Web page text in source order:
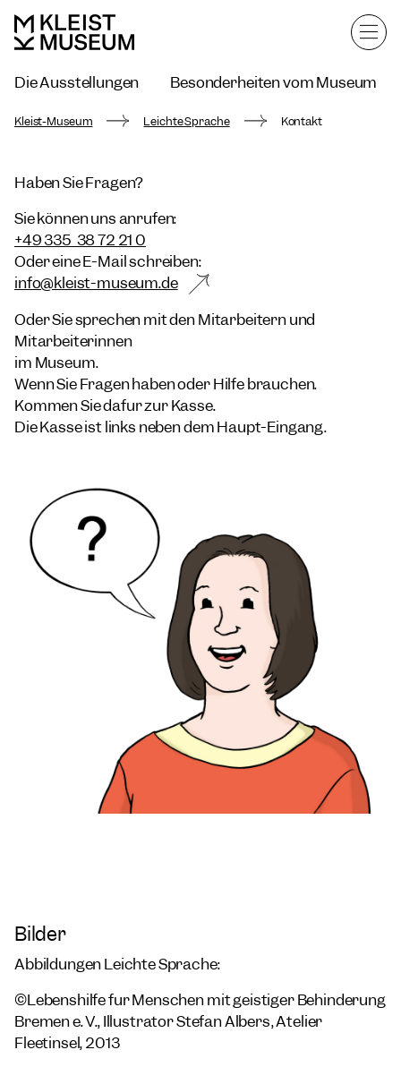
Die Ausstellungen
Besonderheiten vom Museum
Kontakt
Kleist-Museum Leichte Sprache Kontakt
Haben Sie Fragen?
Sie können uns anrufen:
+49 335 38 72 21 0
Oder eine E-Mail schreiben:
info@kleist-museum.de
Oder Sie sprechen mit den Mitarbeitern und
Mitarbeiterinnen
im Museum.
Wenn Sie Fragen haben oder Hilfe brauchen.
Kommen Sie dafür zur Kasse.
Die Kasse ist links neben dem Haupt-Eingang.
Bilder
Abbildungen Leichte Sprache:
©Lebenshilfe für Menschen mit geistiger Behinderung
Bremen e. V., Illustrator Stefan Albers, Atelier
Fleetinsel, 2013